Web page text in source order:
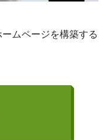
ムページを構築する